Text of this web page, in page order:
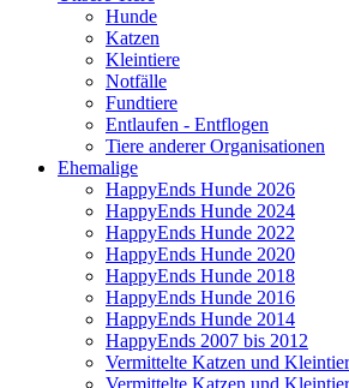
Hunde
Katzen
Kleintiere
Notfälle
Fundtiere
Entlaufen - Entflogen
Tiere anderer Organisationen
Ehemalige
HappyEnds Hunde 2026
HappyEnds Hunde 2024
HappyEnds Hunde 2022
HappyEnds Hunde 2020
HappyEnds Hunde 2018
HappyEnds Hunde 2016
HappyEnds Hunde 2014
HappyEnds 2007 bis 2012
Vermittelte Katzen und
Vermittelte Katzen und